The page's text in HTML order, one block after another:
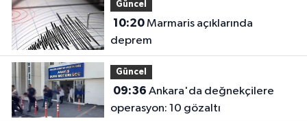
Güncel
10:20Marmaris açıklarında
deprem
Güncel
09:36
operasyon: 10 gözaltı